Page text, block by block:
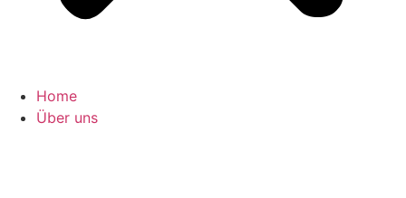
Home
Über uns